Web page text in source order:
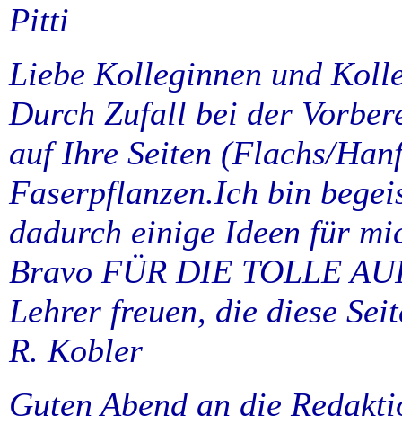
Pitti
Liebe Kolleginnen und
Durch Zufall bei der
auf Ihre Seiten (Flachs/
Faserpflanzen.Ich bin
dadurch einige Ideen für
Bravo FÜR DIE TOLLE
Lehrer freuen, die diese
R. Kobler
Guten Abend an die